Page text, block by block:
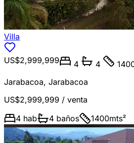
Villa
US$2,999,999 4 4
Jarabacoa, Jarabacoa
US$2,999,999 / venta
4 hab 4 baños 1400mts²